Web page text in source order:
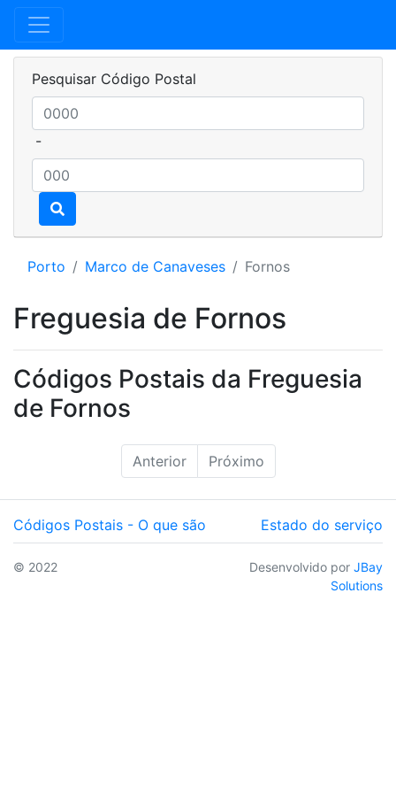
Pesquisar Código Postal
-
Porto Marco de Canaveses Fornos
Freguesia de Fornos
Códigos Postais da Freguesia
de Fornos
Anterior Próximo
Códigos Postais - O que são Estado do serviço
© 2022 Desenvolvido por JBay
Solutions